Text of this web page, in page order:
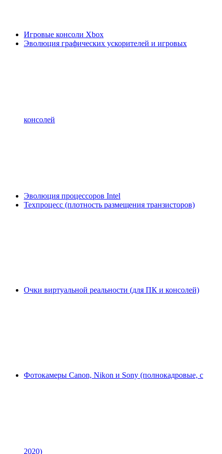
Игровые консоли Xbox
Эволюция графических ускорителей и игровых
консолей
Эволюция процессоров Intel
Техпроцесс (плотность размещения транзисторов)
Очки виртуальной реальности (для ПК и консолей)
Фотокамеры Canon, Nikon и Sony (полнокадровые, с
2020)